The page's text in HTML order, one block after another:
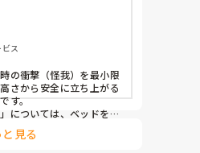
はすぐに対応できない
き出しすぐに本人のと
重大な外傷を軽減して
。
可能性があるから、だ
す。僕が短慮な意見を
ヤモヤしてます。
ス
の衝撃（怪我）を最小限
さから安全に立ち上がる
す。
については、ベッドを一
げることで、本人が自力
な行動制限（拘束）に繋
見る